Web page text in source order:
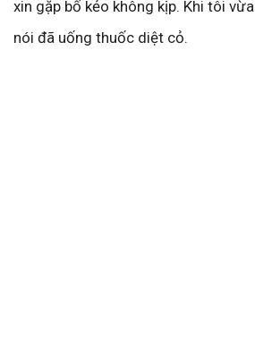
xin gặp bố kẻo không kịp. Khi tôi
nói đã uống thuốc diệt cỏ.